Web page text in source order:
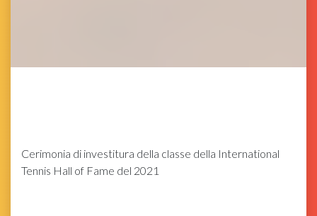
Cerimonia di investitura della classe della International
Tennis Hall of Fame del 2021